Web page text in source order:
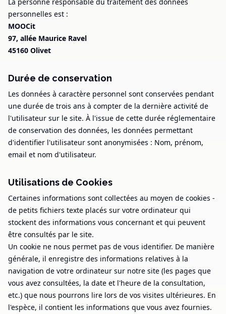
personnelles est :
MOOCit
97, allée Maurice Ravel
45160 Olivet
Durée de conservation
Les données à caractère personnel sont conservées pendant
une durée de trois ans à compter de la dernière activité de
l'utilisateur sur le site. À l'issue de cette durée réglementaire
de conservation des données, les données permettant
d'identifier l'utilisateur sont anonymisées : Nom, prénom,
email et nom d'utilisateur.
Utilisations de Cookies
Certaines informations sont collectées au moyen de cookies -
de petits fichiers texte placés sur votre ordinateur qui
stockent des informations vous concernant et qui peuvent
être consultés par le site.
Un cookie ne nous permet pas de vous identifier. De manière
générale, il enregistre des informations relatives à la
navigation de votre ordinateur sur notre site (les pages que
vous avez consultées, la date et l'heure de la consultation,
etc.) que nous pourrons lire lors de vos visites ultérieures. En
l'espèce, il contient les informations que vous avez fournies.